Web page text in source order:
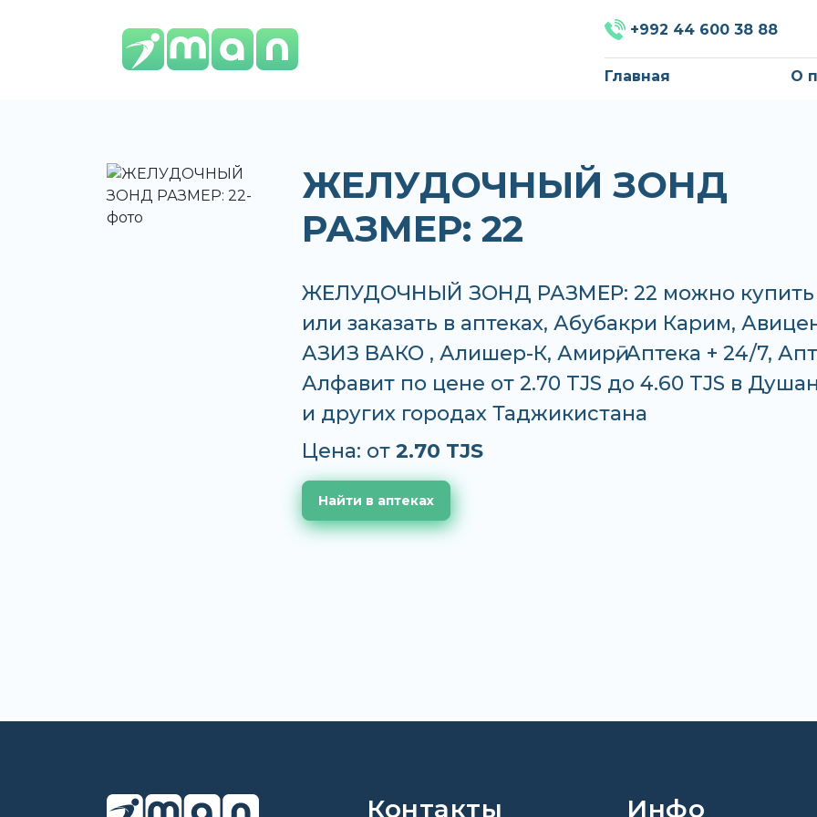
+992 44 600 38 88
Главная О
ЖЕЛУДОЧНЫЙ ЗОНД
РАЗМЕР: 22
ЖЕЛУДОЧНЫЙ ЗОНД РАЗМЕР: 22 можно купить
или заказать в аптеках, Абубакри Карим,
АЗИЗ ВАКО , Алишер-К, Амирӣ, Аптека + 24/7,
Алфавит по цене от 2.70 TJS до 4.60 TJS в
и других городах Таджикистана
Цена: от 2.70 TJS
Найти в аптеках
Контакты Инфо